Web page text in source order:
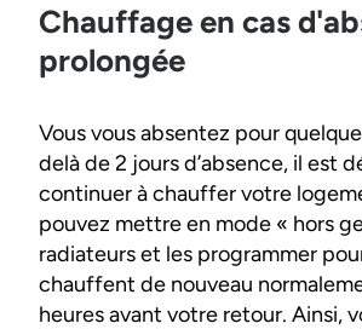
Chauffage en cas
prolongée
Vous vous absentez pour
delà de 2 jours d’absence, il est
continuer à chauffer votre
pouvez mettre en mode « hors
radiateurs et les programmer
chauffent de nouveau
heures avant votre retour. Ainsi,